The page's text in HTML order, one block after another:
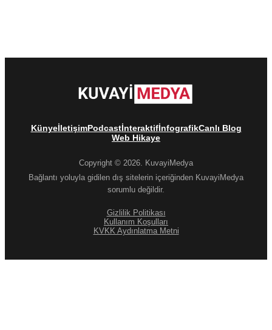
KünyeİletişimPodcastİnteraktifİnfografikCanlı Blog
Web Hikaye
Copyright © 2026. KuvayiMedya
Bağlantı yoluyla gidilen dış sitelerin içeriğinden KuvayiMedya
sorumlu değildir.
Gizlilik Politikası
Kullanım Koşulları
KVKK Aydınlatma Metni